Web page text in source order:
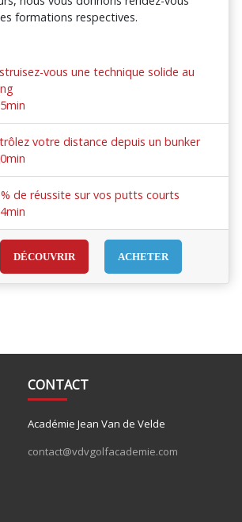
formations respectives.
vous une technique solide au
votre distance depuis un bunker
de réussite sur vos putts courts
DÉCOUVRIR ACHETER
CONTACT
Académie Jean Van de Velde
contact@vdvgolfacademie.com